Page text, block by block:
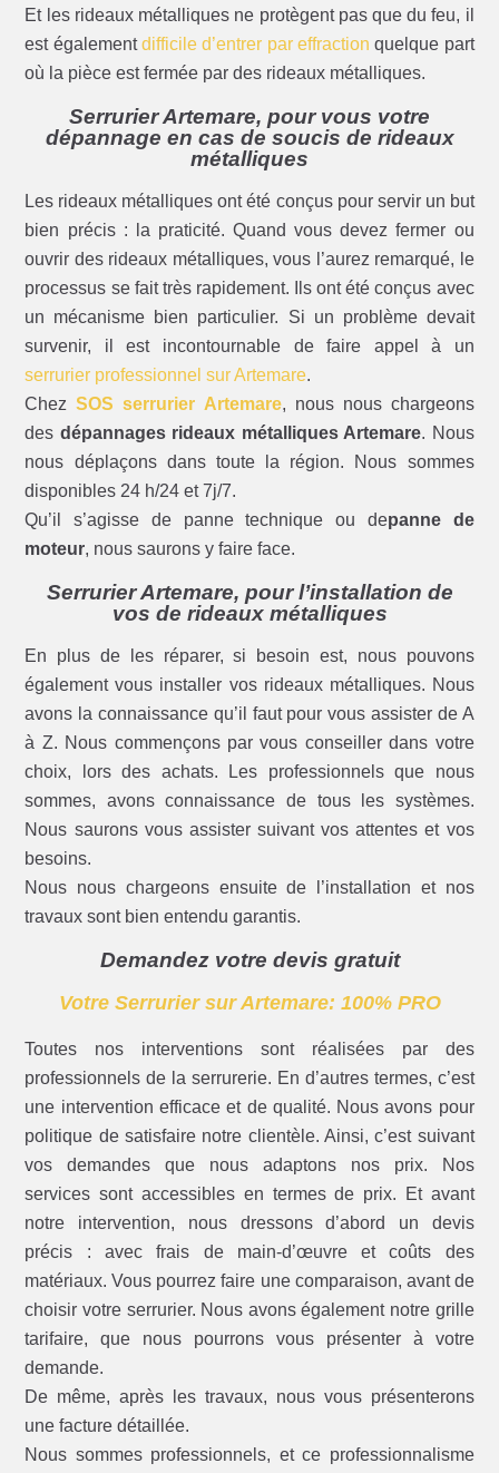
Et les rideaux métalliques ne protègent pas que du feu, il
est égalementdifficile d’entrer par effraction quelque part
où la pièce est fermée par des rideaux métalliques.
Serrurier Artemare, pour vous votre
dépannage en cas de soucis de rideaux
métalliques
Les rideaux métalliques ont été conçus pour servir un but
bien précis : la praticité. Quand vous devez fermer ou
ouvrir des rideaux métalliques, vous l’aurez remarqué, le
processus se fait très rapidement. Ils ont été conçus avec
un mécanisme bien particulier. Si un problème devait
survenir, il est incontournable de faire appel à un
serrurier professionnel sur Artemare.
ChezSOS serrurier Artemare, nous nous chargeons
des dépannages rideaux métalliques Artemare. Nous
nous déplaçons dans toute la région. Nous sommes
disponibles 24 h/24 et 7j/7.
Qu’il s’agisse de panne technique ou depanne de
moteur, nous saurons y faire face.
Serrurier Artemare, pour l’installation de
vos de rideaux métalliques
En plus de les réparer, si besoin est, nous pouvons
également vous installer vos rideaux métalliques. Nous
avons la connaissance qu’il faut pour vous assister de A
à Z. Nous commençons par vous conseiller dans votre
choix, lors des achats. Les professionnels que nous
sommes, avons connaissance de tous les systèmes.
Nous saurons vous assister suivant vos attentes et vos
besoins.
Nous nous chargeons ensuite de l’installation et nos
travaux sont bien entendu garantis.
Demandez votre devis gratuit
Votre Serrurier sur Artemare: 100% PRO
Toutes nos interventions sont réalisées par des
professionnels de la serrurerie. En d’autres termes, c’est
une intervention efficace et de qualité. Nous avons pour
politique de satisfaire notre clientèle. Ainsi, c’est suivant
vos demandes que nous adaptons nos prix. Nos
services sont accessibles en termes de prix. Et avant
notre intervention, nous dressons d’abord un devis
précis : avec frais de main-d’œuvre et coûts des
matériaux. Vous pourrez faire une comparaison, avant de
choisir votre serrurier. Nous avons également notre grille
tarifaire, que nous pourrons vous présenter à votre
demande.
De même, après les travaux, nous vous présenterons
une facture détaillée.
Nous sommes professionnels, et ce professionnalisme